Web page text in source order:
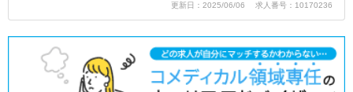
更新日：2025/06/06 求人番号：10170236